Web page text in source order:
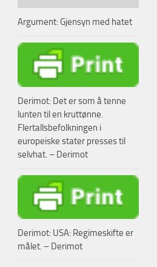
Argument: Gjensyn med hatet
Derimot: Det er som å tenne
lunten til en kruttønne.
Flertallsbefolkningen i
europeiske stater presses til
selvhat. – Derimot
Derimot: USA: Regimeskifte er
målet. – Derimot